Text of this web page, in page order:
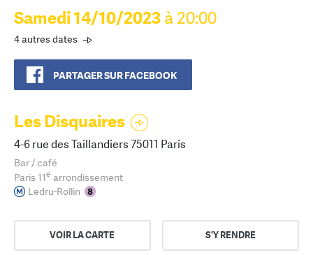
Samedi 14/10/2023 à 20:00
4 autres dates
PARTAGER SUR FACEBOOK
Les Disquaires
4-6 rue des Taillandiers 75011 Paris
Bar / café
Paris 11e arrondissement
Ledru-Rollin
VOIR LA CARTE S'Y RENDRE